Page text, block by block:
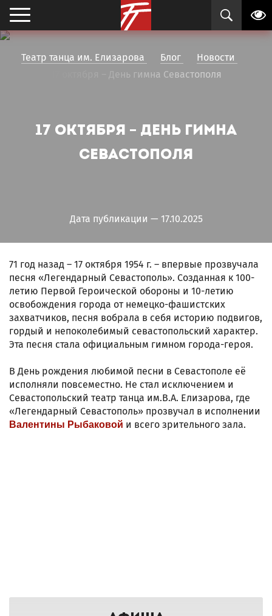
Театр танца им. Елизарова Блог
Новости
17 октября – День гимна Севастополя
17 октября – День гимна
Севастополя
Дата публикации — 17.10.2025
71 год назад – 17 октября 1954 г. – впервые прозвучала
песня «Легендарный Севастополь». Созданная к 100-
летию Первой Героической обороны и 10-летию
освобождения города от немецко-фашистских
захватчиков, песня вобрала в себя историю подвигов,
гордый и непоколебимый севастопольский характер.
Эта песня стала официальным гимном города-героя.
В День рождения любимой песни в Севастополе её
исполняли повсеместно. Не стал исключением и
Севастопольский театр танца им.В.А. Елизарова, где
«Легендарный Севастополь» прозвучал в исполнении
Валентины Рыбаковой и всего зрительного зала.